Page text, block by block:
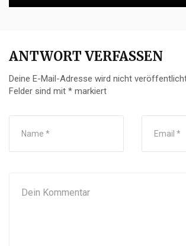
ANTWORT VERFASSEN
Deine E-Mail-Adresse wird nicht
Felder sind mit * markiert